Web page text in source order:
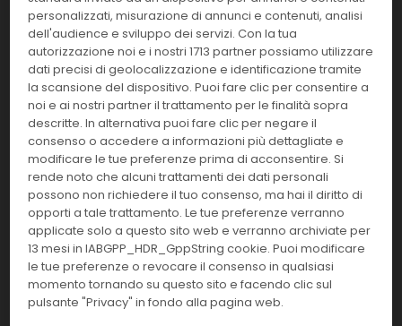
2x2x1,5 ml
IMM
Effettua il LOGINper acquistare.
310360 LIAISON Insulin
100 test
Linea:
Effettua ilLOGINper acquistare.
310361 LIAISON Control Insulin
Confezione:
2x2x1 ml
Linea:
IMM
personalizzati, misurazione di annunci e contenuti, analisi
dell'audience e sviluppo dei servizi. Con la tua
autorizzazione noi e i nostri 1713 partner possiamo utilizzare
dati precisi di geolocalizzazione e identificazione tramite
la scansione del dispositivo. Puoi fare clic per consentire a
noi e ai nostri partner il trattamento per le finalità sopra
descritte. In alternativa puoi fare clic per negare il
consenso o accedere a informazioni più dettagliate e
modificare le tue preferenze prima di acconsentire. Si
rende noto che alcuni trattamenti dei dati personali
possono non richiedere il tuo consenso, ma hai il diritto di
opporti a tale trattamento. Le tue preferenze verranno
applicate solo a questo sito web e verranno archiviate per
13 mesi in IABGPP_HDR_GppString cookie. Puoi modificare
le tue preferenze o revocare il consenso in qualsiasi
momento tornando su questo sito e facendo clic sul
pulsante "Privacy" in fondo alla pagina web.